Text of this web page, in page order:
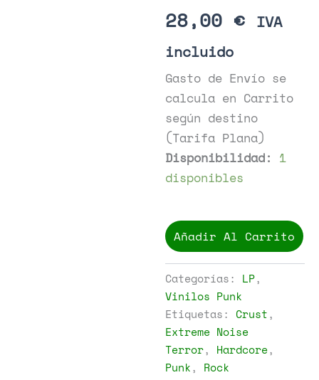
28,00 € IVA
incluido
Gasto de Envío se
calcula en Carrito
según destino
(Tarifa Plana)
Disponibilidad: 1
disponibles
Noise
Terror
A
Holocaust
In
Your
Head
-
The
Original
Añadir Al Carrito
Categorías: LP,
Vinilos Punk
Etiquetas: Crust,
Extreme Noise
Terror, Hardcore,
Punk, Rock